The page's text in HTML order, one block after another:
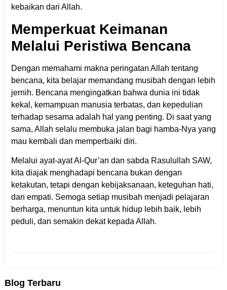
kebaikan dari Allah.
Memperkuat Keimanan
Melalui Peristiwa Bencana
Dengan memahami makna peringatan Allah tentang
bencana, kita belajar memandang musibah dengan lebih
jernih. Bencana mengingatkan bahwa dunia ini tidak
kekal, kemampuan manusia terbatas, dan kepedulian
terhadap sesama adalah hal yang penting. Di saat yang
sama, Allah selalu membuka jalan bagi hamba-Nya yang
mau kembali dan memperbaiki diri.
Melalui ayat-ayat Al-Qur’an dan sabda Rasulullah SAW,
kita diajak menghadapi bencana bukan dengan
ketakutan, tetapi dengan kebijaksanaan, keteguhan hati,
dan empati. Semoga setiap musibah menjadi pelajaran
berharga, menuntun kita untuk hidup lebih baik, lebih
peduli, dan semakin dekat kepada Allah.
Blog Terbaru